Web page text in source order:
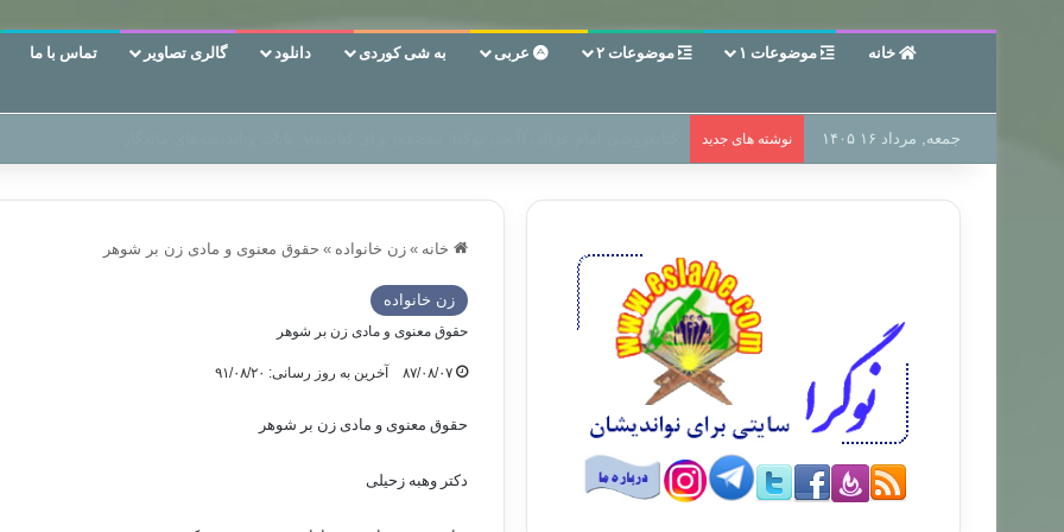
خانه موضوعات ۱ موضوعات ۲ عربی به شی کوردی دانلود گالری تصاویر تماس با ما
جمعه, مرداد ۱۶ ۱۴۰۵ نوشته های جدید
خانه » زن خانواده » حقوق معنوی و مادی زن بر شوهر
زن خانواده
حقوق معنوی و مادی زن بر شوهر
۸۷/۰۸/۰۷ آخرین به روز رسانی: ۹۱/۰۸/۲۰
حقوق معنوی و مادی زن بر شوهر
دکتر وهبه زحیلی